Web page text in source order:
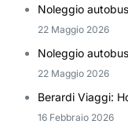
Noleggio
22 Maggio 2026
Noleggio
22 Maggio 2026
Berardi Viaggi:
16 Febbraio 2026